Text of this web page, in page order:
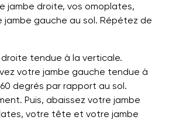
jambe droite, vos omoplates,
gauche au sol. Répétez de
tendue à la verticale.
votre jambe gauche tendue à
degrés par rapport au sol.
Puis, abaissez votre jambe
votre tête et votre jambe